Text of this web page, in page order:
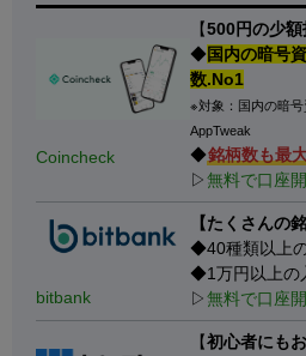
Coincheck
【500円の少額
◆国内の暗号
数.No1
※対象：国内の暗号
AppTweak
◆銘柄数も最
▷無料で口座
bitbank
【たくさんの
◆40種類以上
◆1万円以上の
▷無料で口座
【初心者にもお